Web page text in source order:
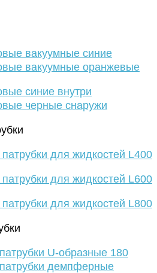
вакуумные синие
вакуумные оранжевые
синие внутри
черные снаружи
для жидкостей L400
для жидкостей L600
для жидкостей L800
U-образные 180
демпферные